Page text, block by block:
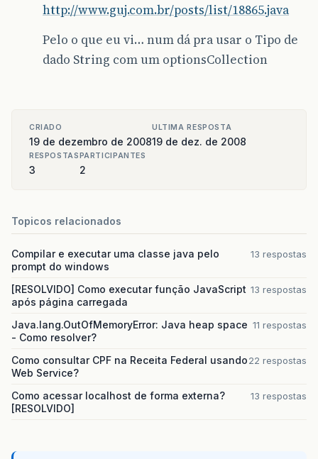
http://www.guj.com.br/posts/list/18865.java
Pelo o que eu vi… num dá pra usar o Tipo de
dado String com um optionsCollection
CRIADO
19 de dezembro de 2008
ULTIMA RESPOSTA
19 de dez. de 2008
RESPOSTAS
3
PARTICIPANTES
2
Topicos relacionados
Compilar e executar uma classe java pelo
prompt do windows
13 respostas
[RESOLVIDO] Como executar função JavaScript
após página carregada
13 respostas
Java.lang.OutOfMemoryError: Java heap space
- Como resolver?
11 respostas
Como consultar CPF na Receita Federal usando
Web Service?
22 respostas
Como acessar localhost de forma externa?
[RESOLVIDO]
13 respostas